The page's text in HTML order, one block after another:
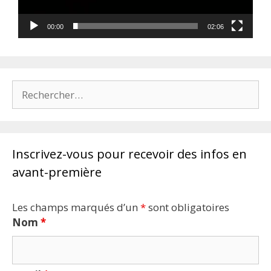
00:00 02:06
Inscrivez-vous pour recevoir des infos en
avant-première
Les champs marqués d’un *sont obligatoires
Nom *